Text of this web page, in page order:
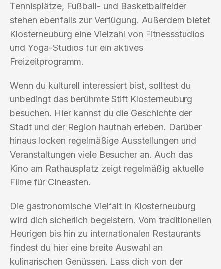
Tennisplätze, Fußball- und Basketballfelder
stehen ebenfalls zur Verfügung. Außerdem bietet
Klosterneuburg eine Vielzahl von Fitnessstudios
und Yoga-Studios für ein aktives
Freizeitprogramm.
Wenn du kulturell interessiert bist, solltest du
unbedingt das berühmte Stift Klosterneuburg
besuchen. Hier kannst du die Geschichte der
Stadt und der Region hautnah erleben. Darüber
hinaus locken regelmäßige Ausstellungen und
Veranstaltungen viele Besucher an. Auch das
Kino am Rathausplatz zeigt regelmäßig aktuelle
Filme für Cineasten.
Die gastronomische Vielfalt in Klosterneuburg
wird dich sicherlich begeistern. Vom traditionellen
Heurigen bis hin zu internationalen Restaurants
findest du hier eine breite Auswahl an
kulinarischen Genüssen. Lass dich von der